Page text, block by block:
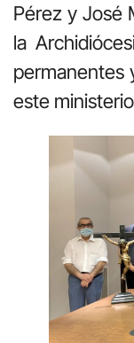
Pérez y José
la
permanentes
este